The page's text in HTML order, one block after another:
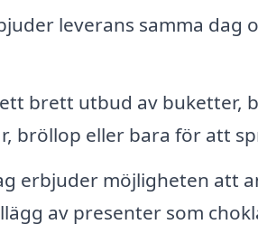
leverans samma dag
brett utbud av buketter,
bröllop eller bara för att
erbjuder möjligheten att
av presenter som